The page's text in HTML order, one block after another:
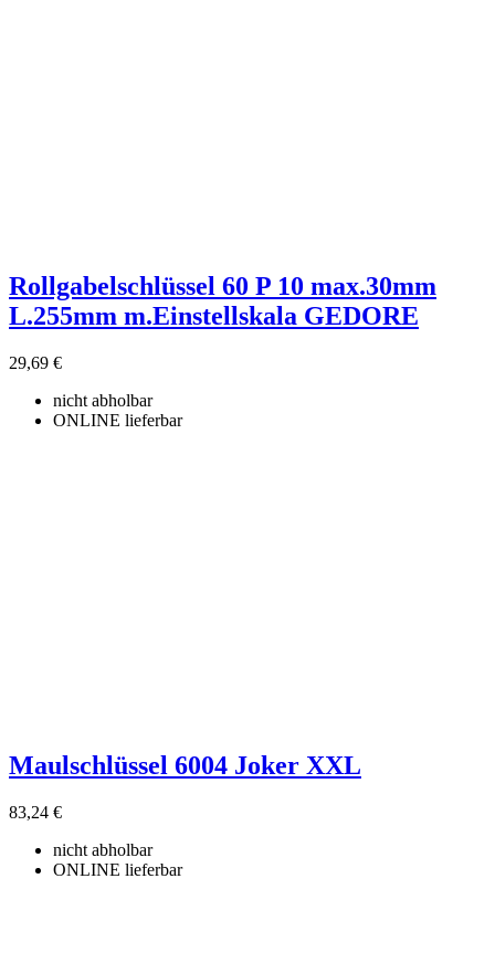
Rollgabelschlüssel 60 P 10 max.30mm
L.255mm m.Einstellskala GEDORE
29,69 €
nicht abholbar
ONLINE lieferbar
Maulschlüssel 6004 Joker XXL
83,24 €
nicht abholbar
ONLINE lieferbar